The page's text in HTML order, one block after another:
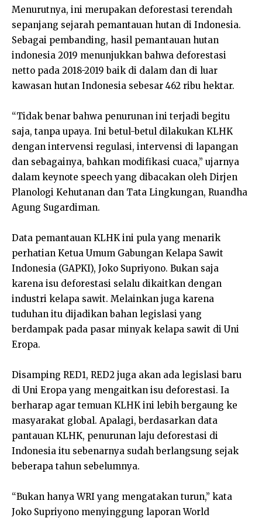
Menurutnya, ini merupakan deforestasi terendah
sepanjang sejarah pemantauan hutan di Indonesia.
Sebagai pembanding, hasil pemantauan hutan
indonesia 2019 menunjukkan bahwa deforestasi
netto pada 2018-2019 baik di dalam dan di luar
kawasan hutan Indonesia sebesar 462 ribu hektar.
“Tidak benar bahwa penurunan ini terjadi begitu
saja, tanpa upaya. Ini betul-betul dilakukan KLHK
dengan intervensi regulasi, intervensi di lapangan
dan sebagainya, bahkan modifikasi cuaca,” ujarnya
dalam keynote speech yang dibacakan oleh Dirjen
Planologi Kehutanan dan Tata Lingkungan, Ruandha
Agung Sugardiman.
Data pemantauan KLHK ini pula yang menarik
perhatian Ketua Umum Gabungan Kelapa Sawit
Indonesia (GAPKI), Joko Supriyono. Bukan saja
karena isu deforestasi selalu dikaitkan dengan
industri kelapa sawit. Melainkan juga karena
tuduhan itu dijadikan bahan legislasi yang
berdampak pada pasar minyak kelapa sawit di Uni
Eropa.
Disamping RED1, RED2 juga akan ada legislasi baru
di Uni Eropa yang mengaitkan isu deforestasi. Ia
berharap agar temuan KLHK ini lebih bergaung ke
masyarakat global. Apalagi, berdasarkan data
pantauan KLHK, penurunan laju deforestasi di
Indonesia itu sebenarnya sudah berlangsung sejak
beberapa tahun sebelumnya.
“Bukan hanya WRI yang mengatakan turun,” kata
Joko Supriyono menyinggung laporan World